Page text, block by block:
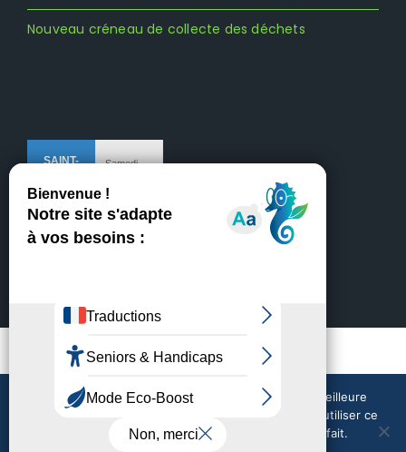
Nouveau créneau de collecte des déchets
Mentions légales
Nous utilisons des cookies pour vous garantir la meilleure
expérience sur notre site web. Si vous continuez à utiliser ce
site, nous supposerons que vous en êtes satisfait.